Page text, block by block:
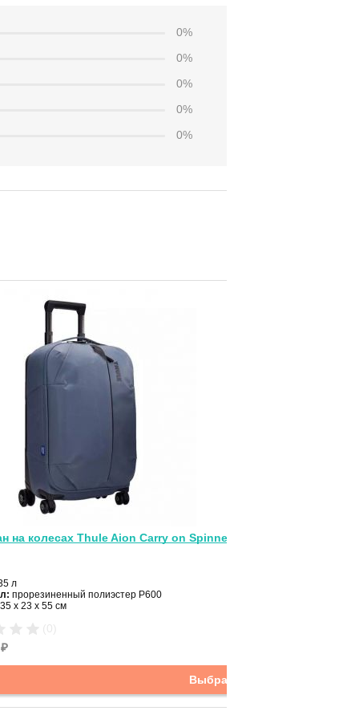
0%
0%
0%
0%
0%
на колесах Thule Aion Carry on Spinner 35L
л
прорезиненный полиэстер P600
35 x 23 x 55 см
₽
Выбрать